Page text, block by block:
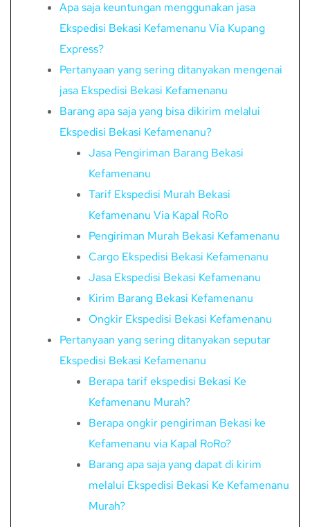
Apa saja keuntungan menggunakan jasa
Ekspedisi Bekasi Kefamenanu Via Kupang
Express?
Pertanyaan yang sering ditanyakan mengenai
jasa Ekspedisi Bekasi Kefamenanu
Barang apa saja yang bisa dikirim melalui
Ekspedisi Bekasi Kefamenanu?
Jasa Pengiriman Barang Bekasi
Kefamenanu
Tarif Ekspedisi Murah Bekasi
Kefamenanu Via Kapal RoRo
Pengiriman Murah Bekasi Kefamenanu
Cargo Ekspedisi Bekasi Kefamenanu
Jasa Ekspedisi Bekasi Kefamenanu
Kirim Barang Bekasi Kefamenanu
Ongkir Ekspedisi Bekasi Kefamenanu
Pertanyaan yang sering ditanyakan seputar
Ekspedisi Bekasi Kefamenanu
Berapa tarif ekspedisi Bekasi Ke
Kefamenanu Murah?
Berapa ongkir pengiriman Bekasi ke
Kefamenanu via Kapal RoRo?
Barang apa saja yang dapat di kirim
melalui Ekspedisi Bekasi Ke Kefamenanu
Murah?